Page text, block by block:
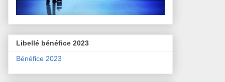
Libellé bénéfice 2023
Bénéfice 2023